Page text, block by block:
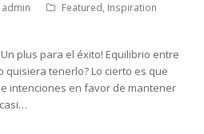
admin Featured, Inspiration
plus para el éxito! Equilibrio entre
quisiera tenerlo? Lo cierto es que
intenciones en favor de mantener